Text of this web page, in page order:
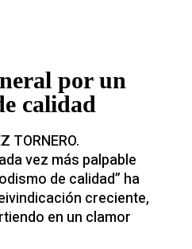
por un
calidad
TORNERO.
vez más palpable
de calidad” ha
creciente,
en un clamor